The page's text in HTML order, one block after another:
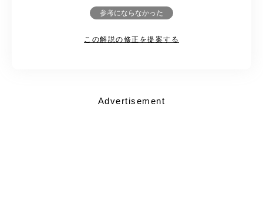
参考にならなかった
この解説の修正を提案する
Advertisement